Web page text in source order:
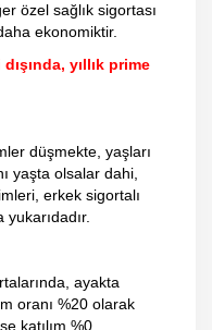
özel sağlık sigortası
ekonomiktir.
yıllık prime
düşmekte, yaşları
yaşta olsalar dahi,
erkek sigortalı
ayakta
oranı %20 olarak
katılım %0